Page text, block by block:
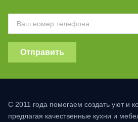
Отправить
С 2011 года помогаем создать уют и
предлагая качественные кухни и